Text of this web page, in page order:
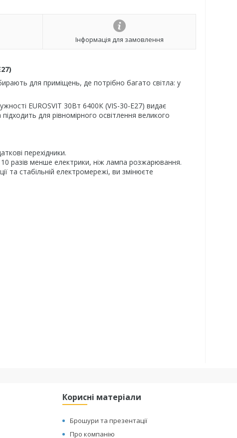
Інформація для замовлення
для приміщень, де потрібно багато світла: у
EUROSVIT 30Вт 6400К (VIS-30-E27) видає
для рівномірного освітлення великого
перехідники.
разів менше електрики, ніж лампа розжарювання.
та стабільній електромережі, ви змінюєте
Корисні матеріали
Брошури та презентації
Про компанію